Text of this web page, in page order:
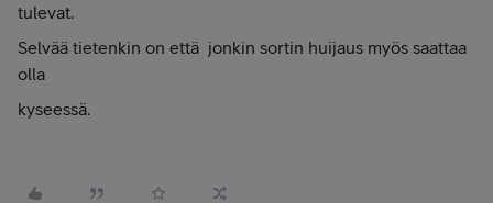
tulevat.
Selvää tietenkin on että jonkin sortin huijaus myös saattaa
olla
kyseessä.